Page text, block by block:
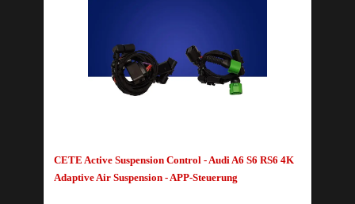
CETE Active Suspension Control - Audi A6 S6 RS6 4K
Adaptive Air Suspension - APP-Steuerung